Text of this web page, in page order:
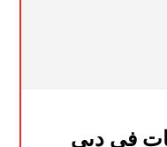
في دبي